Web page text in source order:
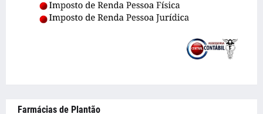
Farmácias de Plantão